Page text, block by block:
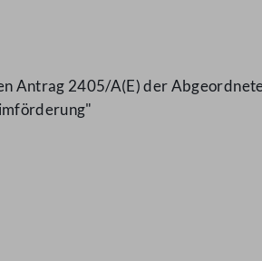
Antrag 2405/A(E) der